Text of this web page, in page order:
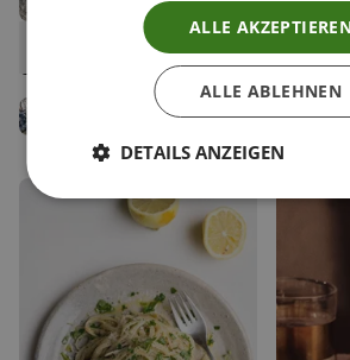
Speichern
Focaccia mit Basilikum-
Noah Karl Collado
Liken
ALLE
ALLE ABLEHNEN
DETAILS ANZEIGEN